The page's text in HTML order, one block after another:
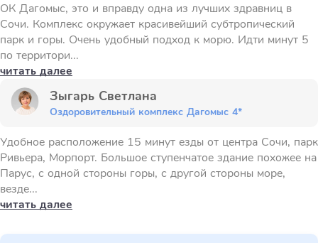
ОК Дагомыс, это и вправду одна из лучших здравниц в
Сочи. Комплекс окружает красивейший субтропический
парк и горы. Очень удобный подход к морю. Идти минут 5
по территори...
читать далее
Зыгарь Светлана
Оздоровительный комплекс Дагомыс 4*
Удобное расположение 15 минут езды от центра Сочи, парк
Ривьера, Морпорт. Большое ступенчатое здание похожее на
Парус, с одной стороны горы, с другой стороны море,
везде...
читать далее